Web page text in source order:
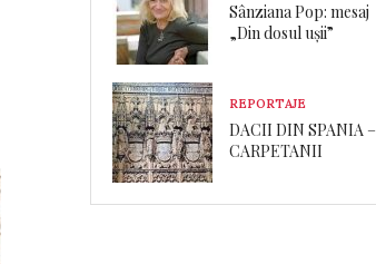
Sânziana Pop: mesaj
„Din dosul ușii”
REPORTAJE
DACII DIN SPANIA –
CARPETANII